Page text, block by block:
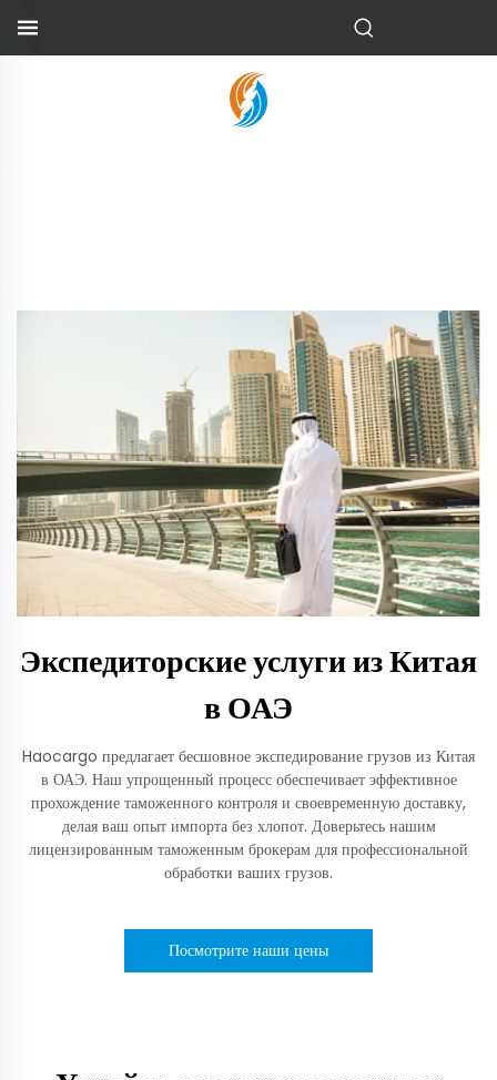
Экспедиторские услуги из Китая
в ОАЭ
Haocargo предлагает бесшовное экспедирование грузов из Китая
в ОАЭ. Наш упрощенный процесс обеспечивает эффективное
прохождение таможенного контроля и своевременную доставку,
делая ваш опыт импорта без хлопот. Доверьтесь нашим
лицензированным таможенным брокерам для профессиональной
обработки ваших грузов.
Посмотрите наши цены